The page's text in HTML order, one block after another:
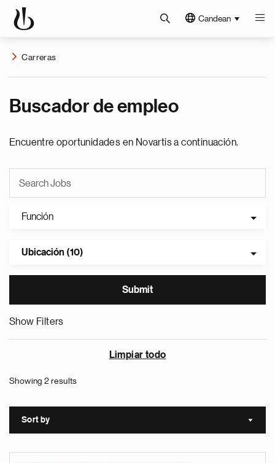
Candean
Carreras
Buscador de empleo
Encuentre oportunidades en Novartis a continuación.
Función
Ubicación (10)
Show Filters
Limpiar todo
Showing 2 results
Sort by Sort